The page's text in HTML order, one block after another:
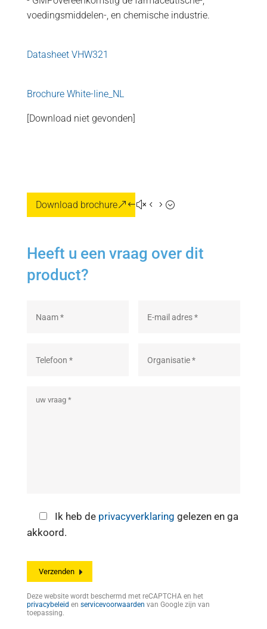
voedingsmiddelen-, en chemische industrie.
Datasheet VHW321
Brochure White-line_NL
[Download niet gevonden]
Download brochure
Heeft u een vraag over dit
product?
Ik heb de privacyverklaring gelezen en ga
akkoord.
Deze website wordt beschermd met reCAPTCHA en het
privacybeleid en servicevoorwaarden van Google zijn van
toepassing.